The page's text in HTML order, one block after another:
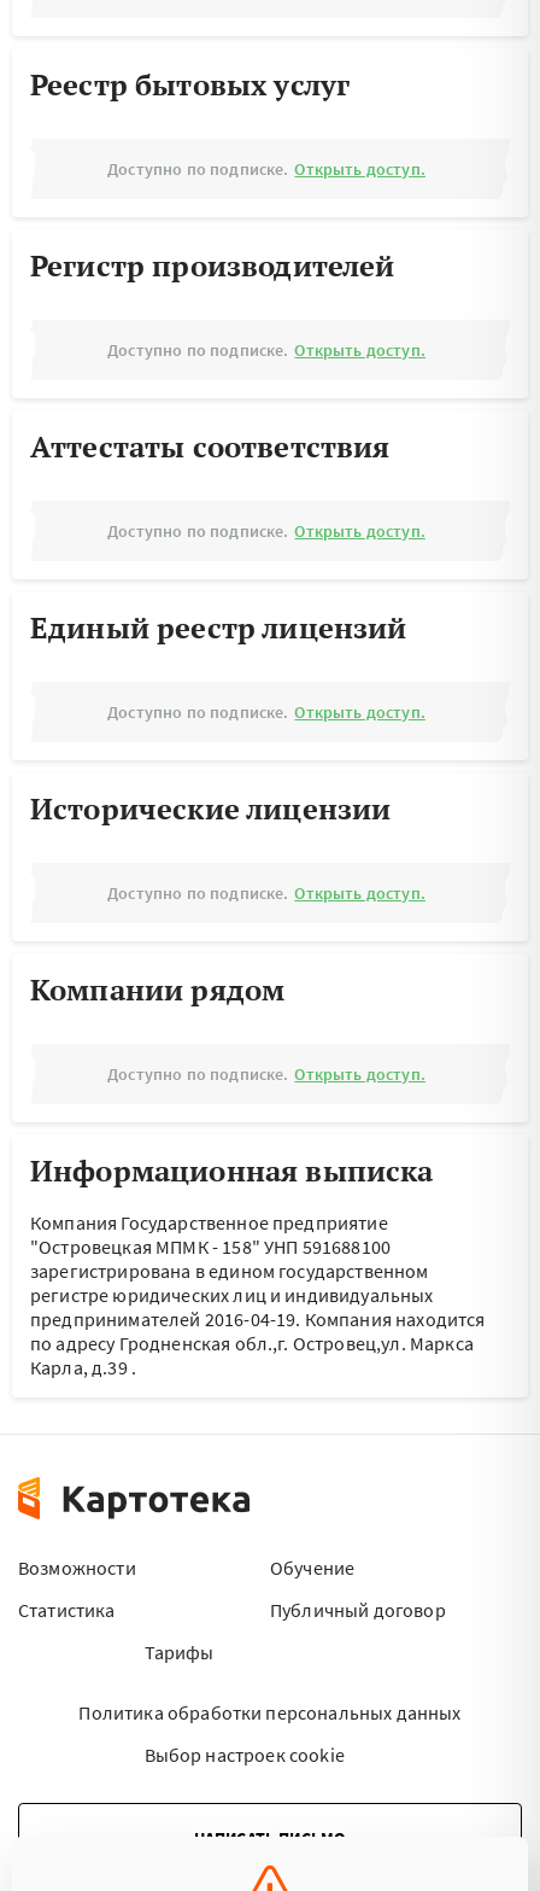
Реестр бытовых услуг
Доступно по подписке. Открыть доступ.
Регистр производителей
Доступно по подписке. Открыть доступ.
Аттестаты соответствия
Доступно по подписке. Открыть доступ.
Единый реестр лицензий
Доступно по подписке. Открыть доступ.
Исторические лицензии
Доступно по подписке. Открыть доступ.
Компании рядом
Доступно по подписке. Открыть доступ.
Информационная выписка
Компания Государственное предприятие
"Островецкая МПМК - 158" УНП 591688100
зарегистрирована в едином государственном
регистре юридических лиц и индивидуальных
предпринимателей 2016-04-19. Компания находится
по адресу Гродненская обл.,г. Островец,ул. Маркса
Карла, д.39.
Возможности
Статистика
Тарифы
Обучение
Публичный договор
Политика обработки персональных данных
Выбор настроек cookie
НАПИСАТЬ ПИСЬМО